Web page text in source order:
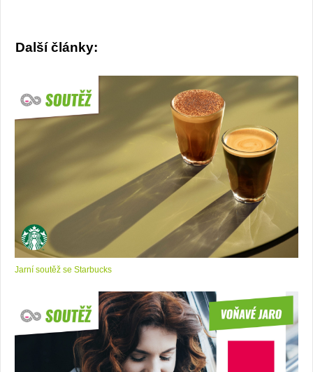
Další články:
Jarní soutěž se Starbucks